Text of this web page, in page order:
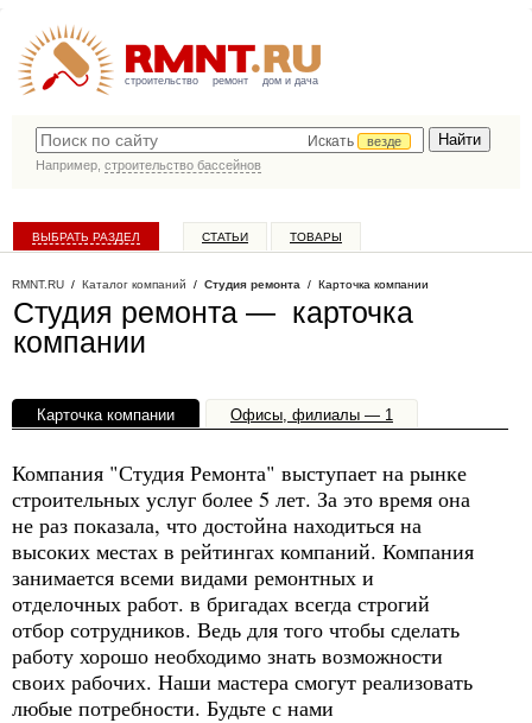
строительство ремонт дом и дача
Искать
везде
Например, строительство бассейнов
ВЫБРАТЬ РАЗДЕЛ СТАТЬИ ТОВАРЫ
RMNT.RU / Каталог компаний / Студия ремонта / Карточка компании
Студия ремонта — карточка
компании
Карточка компании Офисы, филиалы — 1
Компания "Студия Ремонта" выступает на рынке
строительных услуг более 5 лет. За это время она
не раз показала, что достойна находиться на
высоких местах в рейтингах компаний. Компания
занимается всеми видами ремонтных и
отделочных работ. в бригадах всегда строгий
отбор сотрудников. Ведь для того чтобы сделать
работу хорошо необходимо знать возможности
своих рабочих. Наши мастера смогут реализовать
любые потребности. Будьте с нами